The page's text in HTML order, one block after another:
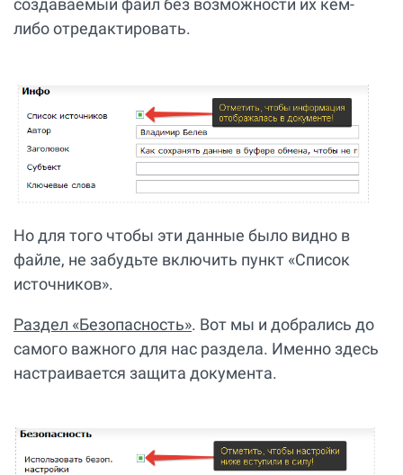
создаваемый файл без возможности их кем-
либо отредактировать.
Но для того чтобы эти данные было видно в
файле, не забудьте включить пункт «Список
источников».
Раздел «Безопасность». Вот мы и добрались до
самого важного для нас раздела. Именно здесь
настраивается защита документа.